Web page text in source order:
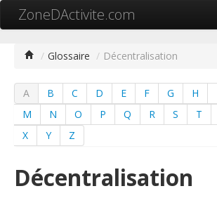
ZoneDActivite.com
Cartographie ZA
Recherche avancée
Contact
/ Glossaire / Décentralisation
A B C D E F G H
M
N O P Q R S T
X
Y Z
Décentralisation